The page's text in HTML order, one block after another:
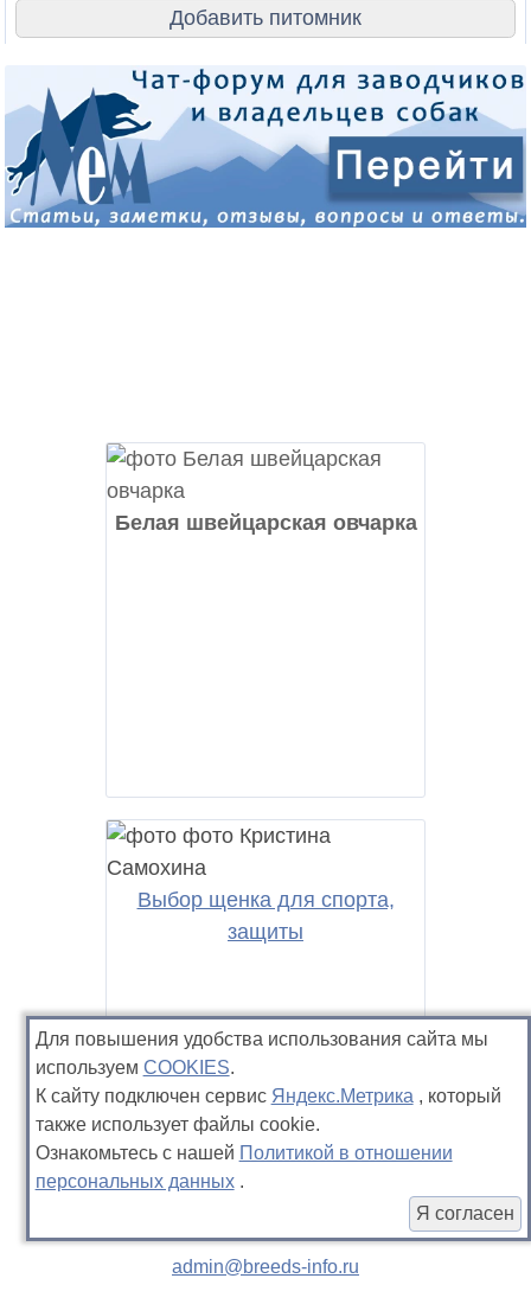
Выбор щенка для спорта,
защиты
Добавить питомник
Белая швейцарская овчарка
admin@breeds-info.ru
Для повышения удобства использования сайта мы
используемCOOKIES.
К сайту подключен сервис Яндекс.Метрика , который
также использует файлы cookie.
Ознакомьтесь с нашей Политикой в отношении
персональных данных .
Я согласен